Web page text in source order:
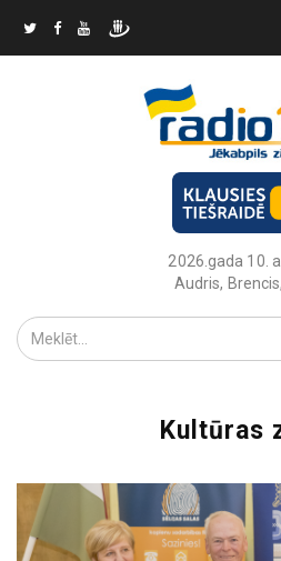
2026.gada 10.
Audris,
Kultūras